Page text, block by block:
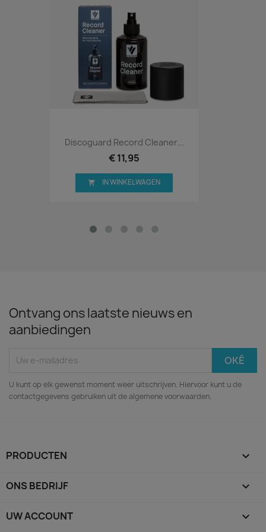
Discoguard Record Cleaner...
€ 11,95
 IN WINKELWAGEN
Ontvang ons laatste nieuws en
aanbiedingen
U kunt op elk gewenst moment weer uitschrijven. Hiervoor kunt u de
contactgegevens gebruiken uit de algemene voorwaarden.
PRODUCTEN 
ONS BEDRIJF 
UW ACCOUNT 